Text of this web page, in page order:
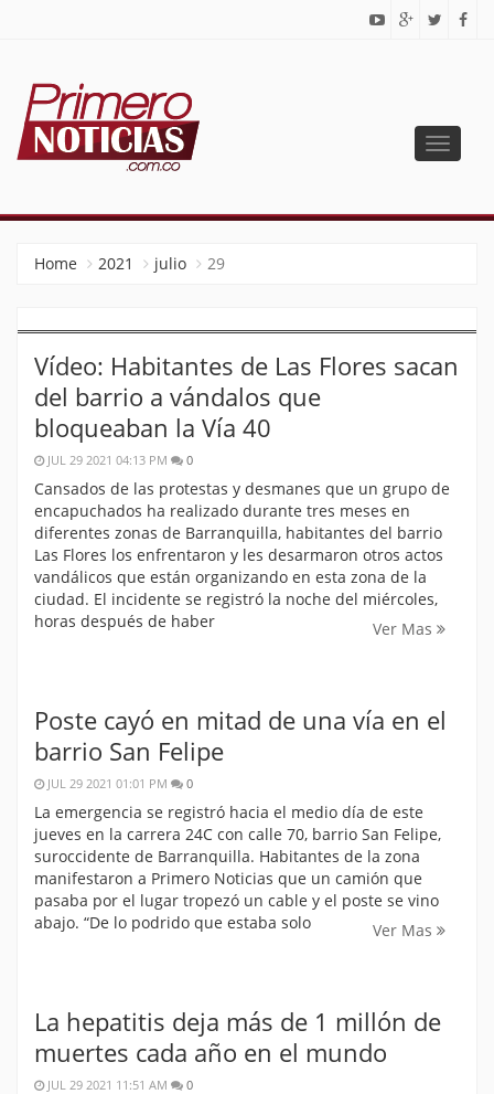
Toggle
Home 2021 julio 29
Vídeo: Habitantes de Las Flores sacan
del barrio a vándalos que
bloqueaban la Vía 40
JUL 29 2021 04:13 PM 0
Cansados de las protestas y desmanes que un grupo de
encapuchados ha realizado durante tres meses en
diferentes zonas de Barranquilla, habitantes del barrio
Las Flores los enfrentaron y les desarmaron otros actos
vandálicos que están organizando en esta zona de la
ciudad. El incidente se registró la noche del miércoles,
horas después de haber
Ver Mas
Poste cayó en mitad de una vía en el
barrio San Felipe
JUL 29 2021 01:01 PM 0
La emergencia se registró hacia el medio día de este
jueves en la carrera 24C con calle 70, barrio San Felipe,
suroccidente de Barranquilla. Habitantes de la zona
manifestaron a Primero Noticias que un camión que
pasaba por el lugar tropezó un cable y el poste se vino
abajo. “De lo podrido que estaba solo
Ver Mas
La hepatitis deja más de 1 millón de
muertes cada año en el mundo
JUL 29 2021 11:51 AM 0